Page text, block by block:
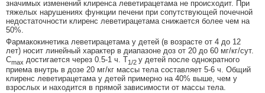
значимых изменений клиренса леветирацетама не происходит. При
тяжелых нарушениях функции печени при сопутствующей почечной
недостаточности клиренс леветирацетама снижается более чем на
50%.
Фармакокинетика леветирацетама у детей (в возрасте от 4 до 12
лет) носит линейный характер в диапазоне доз от 20 до 60 мг/кг/сут.
Cmax достигается через 0.5-1 ч. T1/2 у детей после однократного
приема внутрь в дозе 20 мг/кг массы тела составляет 5-6 ч. Общий
клиренс леветирацетама у детей примерно на 40% выше, чем у
взрослых и находится в прямой зависимости от массы тела.